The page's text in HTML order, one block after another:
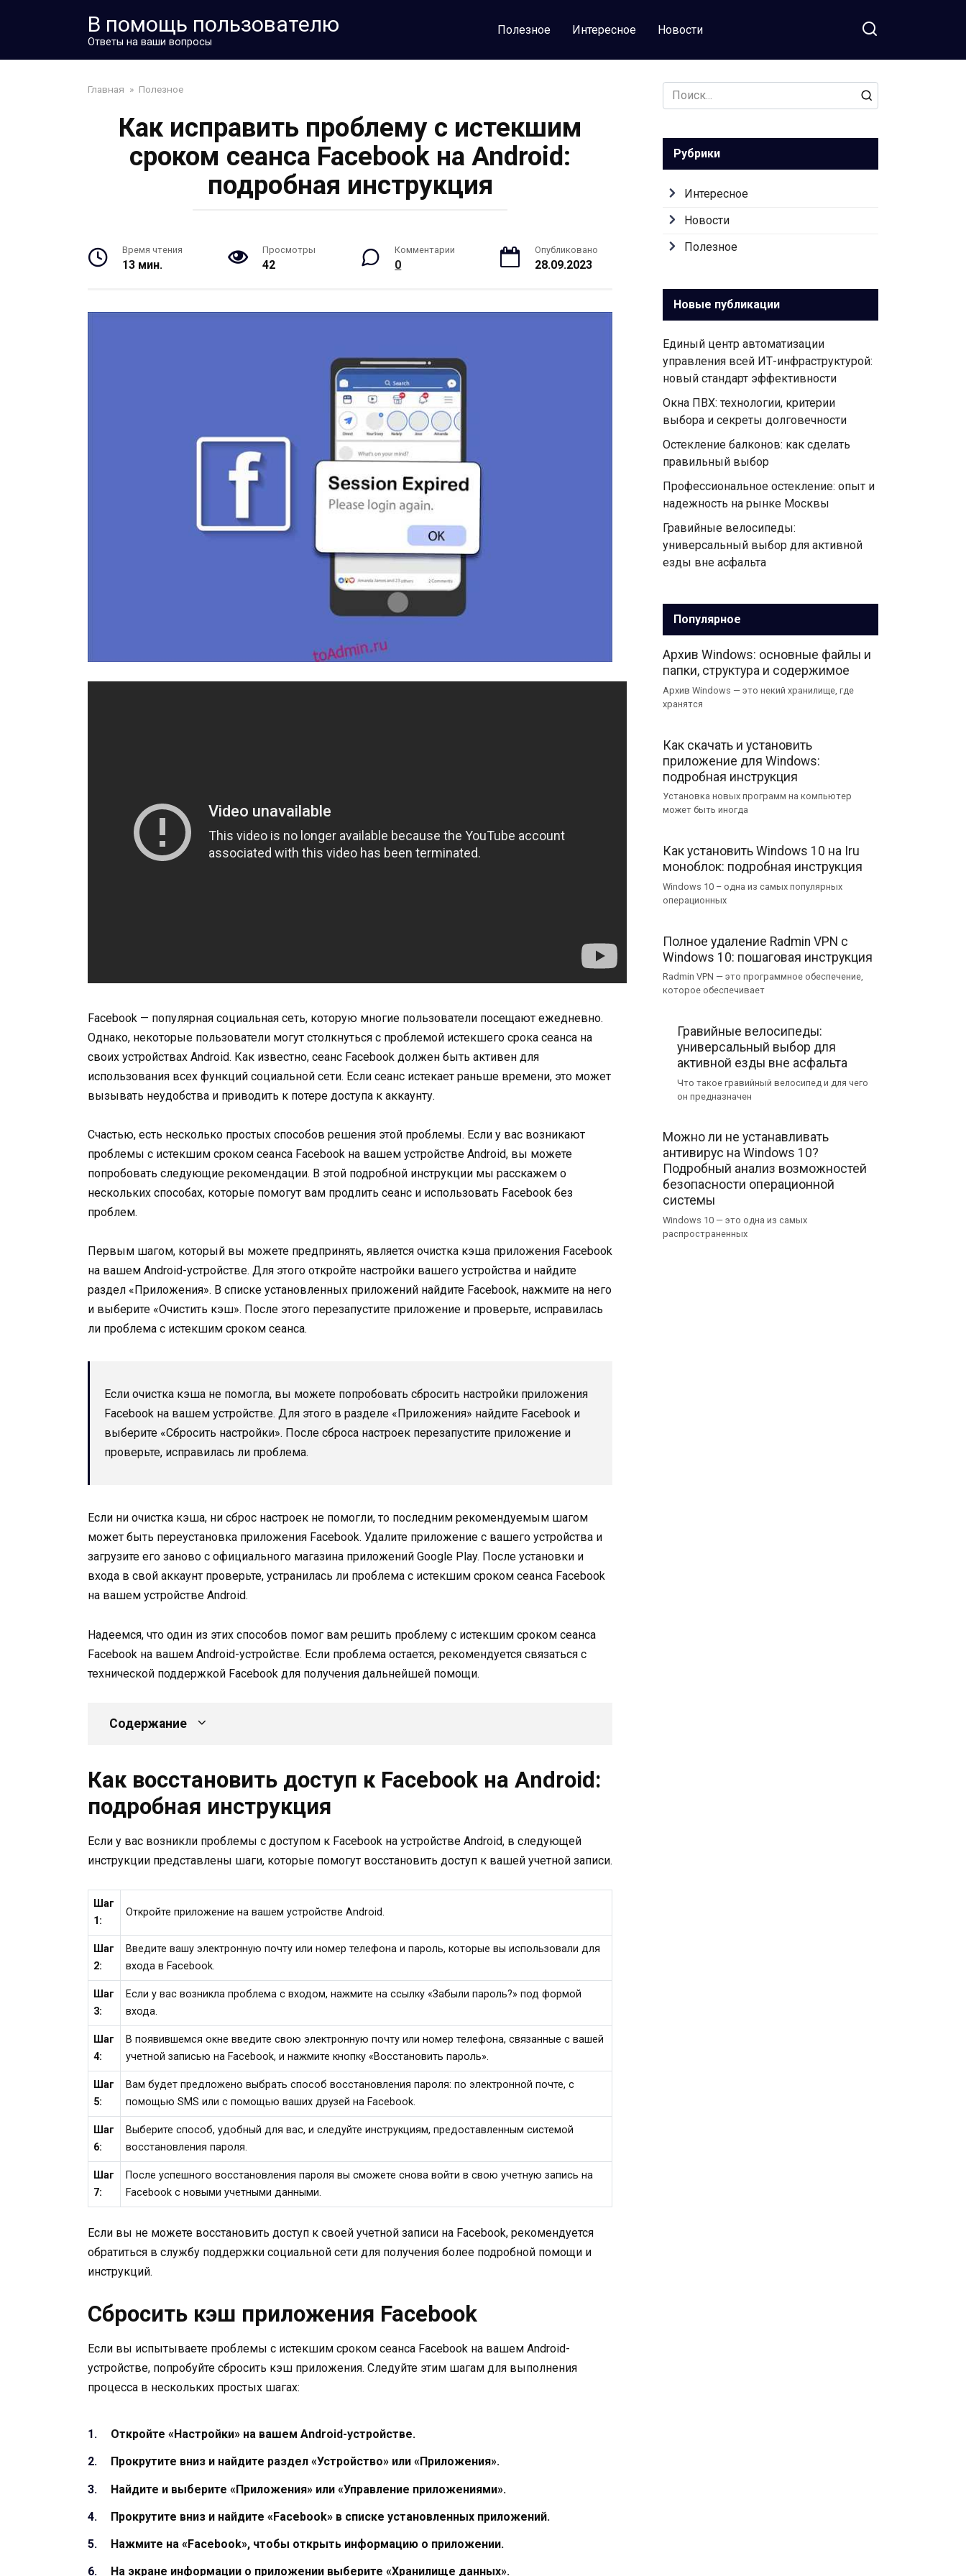
В помощь пользователю
Ответы на ваши вопросы
Полезное Интересное Новости
Главная » Полезное
Как исправить проблему с истекшим
сроком сеанса Facebook на Android:
подробная инструкция
Время чтения
13 мин.
Просмотры
42
Комментарии
0
Опубликовано
28.09.2023
Facebook — популярная социальная сеть, которую многие пользователи посещают ежедневно.
Однако, некоторые пользователи могут столкнуться с проблемой истекшего срока сеанса на
своих устройствах Android. Как известно, сеанс Facebook должен быть активен для
использования всех функций социальной сети. Если сеанс истекает раньше времени, это может
вызывать неудобства и приводить к потере доступа к аккаунту.
Счастью, есть несколько простых способов решения этой проблемы. Если у вас возникают
проблемы с истекшим сроком сеанса Facebook на вашем устройстве Android, вы можете
попробовать следующие рекомендации. В этой подробной инструкции мы расскажем о
нескольких способах, которые помогут вам продлить сеанс и использовать Facebook без
проблем.
Первым шагом, который вы можете предпринять, является очистка кэша приложения Facebook
на вашем Android-устройстве. Для этого откройте настройки вашего устройства и найдите
раздел «Приложения». В списке установленных приложений найдите Facebook, нажмите на него
и выберите «Очистить кэш». После этого перезапустите приложение и проверьте, исправилась
ли проблема с истекшим сроком сеанса.
Если очистка кэша не помогла, вы можете попробовать сбросить настройки приложения
Facebook на вашем устройстве. Для этого в разделе «Приложения» найдите Facebook и
выберите «Сбросить настройки». После сброса настроек перезапустите приложение и
проверьте, исправилась ли проблема.
Если ни очистка кэша, ни сброс настроек не помогли, то последним рекомендуемым шагом
может быть переустановка приложения Facebook. Удалите приложение с вашего устройства и
загрузите его заново с официального магазина приложений Google Play. После установки и
входа в свой аккаунт проверьте, устранилась ли проблема с истекшим сроком сеанса Facebook
на вашем устройстве Android.
Надеемся, что один из этих способов помог вам решить проблему с истекшим сроком сеанса
Facebook на вашем Android-устройстве. Если проблема остается, рекомендуется связаться с
технической поддержкой Facebook для получения дальнейшей помощи.
Содержание
Как восстановить доступ к Facebook на Android:
подробная инструкция
Если у вас возникли проблемы с доступом к Facebook на устройстве Android, в следующей
инструкции представлены шаги, которые помогут восстановить доступ к вашей учетной записи.
Шаг
1:
Откройте приложение на вашем устройстве Android.
Шаг
2:
Введите вашу электронную почту или номер телефона и пароль, которые вы использовали для
входа в Facebook.
Шаг
3:
Если у вас возникла проблема с входом, нажмите на ссылку «Забыли пароль?» под формой
входа.
Шаг
4:
В появившемся окне введите свою электронную почту или номер телефона, связанные с вашей
учетной записью на Facebook, и нажмите кнопку «Восстановить пароль».
Шаг
5:
Вам будет предложено выбрать способ восстановления пароля: по электронной почте, с
помощью SMS или с помощью ваших друзей на Facebook.
Шаг
6:
Выберите способ, удобный для вас, и следуйте инструкциям, предоставленным системой
восстановления пароля.
Шаг
7:
После успешного восстановления пароля вы сможете снова войти в свою учетную запись на
Facebook с новыми учетными данными.
Если вы не можете восстановить доступ к своей учетной записи на Facebook, рекомендуется
обратиться в службу поддержки социальной сети для получения более подробной помощи и
инструкций.
Сбросить кэш приложения Facebook
Если вы испытываете проблемы с истекшим сроком сеанса Facebook на вашем Android-
устройстве, попробуйте сбросить кэш приложения. Следуйте этим шагам для выполнения
процесса в нескольких простых шагах:
Откройте «Настройки» на вашем Android-устройстве.
Прокрутите вниз и найдите раздел «Устройство» или «Приложения».
Найдите и выберите «Приложения» или «Управление приложениями».
Прокрутите вниз и найдите «Facebook» в списке установленных приложений.
Нажмите на «Facebook», чтобы открыть информацию о приложении.
На экране информации о приложении выберите «Хранилище данных».
Search
for:
Рубрики
Интересное
Новости
Полезное
Новые публикации
Единый центр автоматизации
управления всей ИТ-инфраструктурой:
новый стандарт эффективности
Окна ПВХ: технологии, критерии
выбора и секреты долговечности
Остекление балконов: как сделать
правильный выбор
Профессиональное остекление: опыт и
надежность на рынке Москвы
Гравийные велосипеды:
универсальный выбор для активной
езды вне асфальта
Популярное
Архив Windows: основные файлы и
папки, структура и содержимое
Архив Windows — это некий хранилище, где
хранятся
Как скачать и установить
приложение для Windows:
подробная инструкция
Установка новых программ на компьютер
может быть иногда
Как установить Windows 10 на Iru
моноблок: подробная инструкция
Windows 10 – одна из самых популярных
операционных
Полное удаление Radmin VPN с
Windows 10: пошаговая инструкция
Radmin VPN — это программное обеспечение,
которое обеспечивает
Гравийные велосипеды:
универсальный выбор для
активной езды вне асфальта
Что такое гравийный велосипед и для чего
он предназначен
Можно ли не устанавливать
антивирус на Windows 10?
Подробный анализ возможностей
безопасности операционной
системы
Windows 10 — это одна из самых
распространенных